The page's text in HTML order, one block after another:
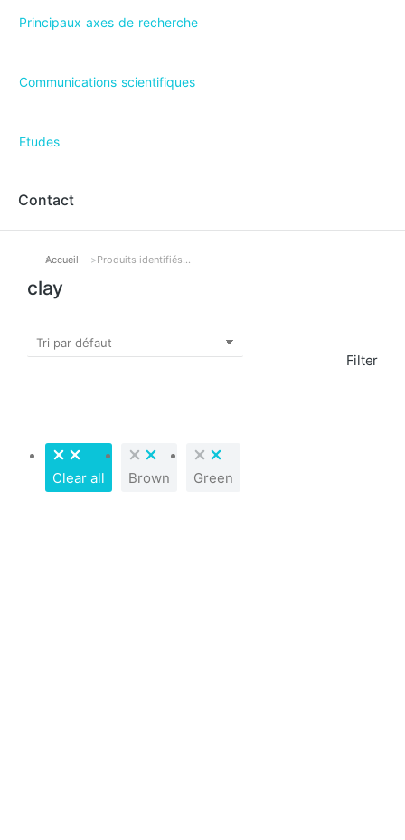
Principaux axes de recherche
Communications scientifiques
Etudes
Contact
Vous êtes ici :
Accueil Produits identifiés…
clay
Filter
Clear all Brown Green